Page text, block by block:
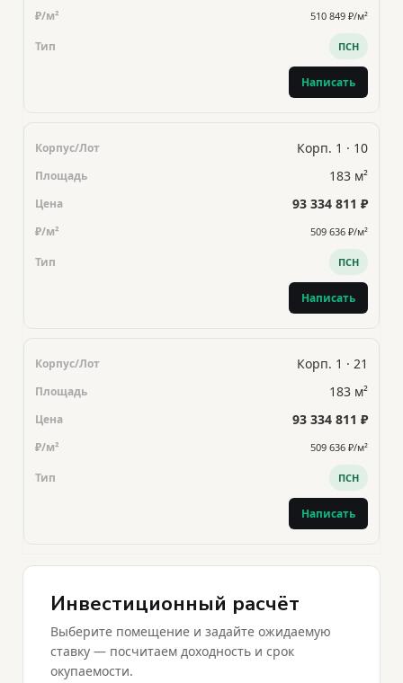
510 849 ₽/м²
ПСН
Написать
Корп. 1 · 10
183 м²
93 334 811 ₽
509 636 ₽/м²
ПСН
Написать
Корп. 1 · 21
183 м²
93 334 811 ₽
509 636 ₽/м²
ПСН
Написать
Инвестиционный расчёт
Выберите помещение и задайте ожидаемую
ставку — посчитаем доходность и срок
окупаемости.